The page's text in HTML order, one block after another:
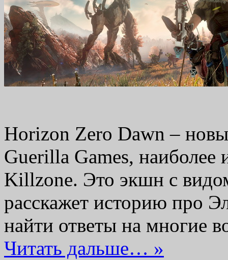
Horizon Zero Dawn –
Guerilla Games, наиболее
Killzone. Это экшн с
расскажет историю про
найти ответы на многие
Читать дальше… »